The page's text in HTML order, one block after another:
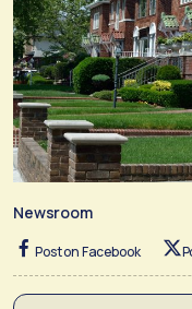
Newsroom
Post on Facebook